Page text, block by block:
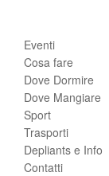
Eventi
Cosa fare
Dove Dormire
Dove Mangiare
Sport
Trasporti
Depliants e Info
Contatti